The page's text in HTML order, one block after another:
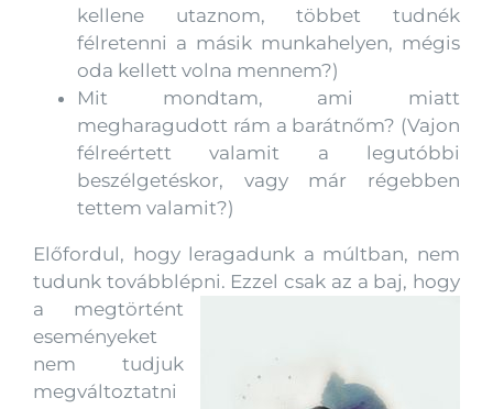
kellene utaznom, többet tudnék
félretenni a másik munkahelyen, mégis
oda kellett volna mennem?)
Mit mondtam, ami miatt
megharagudott rám a barátnőm? (Vajon
félreértett valamit a legutóbbi
beszélgetéskor, vagy már régebben
tettem valamit?)
Előfordul, hogy leragadunk a múltban, nem
tudunk továbblépni. Ezzel csak az a baj, hogy
a megtörtént
eseményeket
nem tudjuk
megváltoztatni